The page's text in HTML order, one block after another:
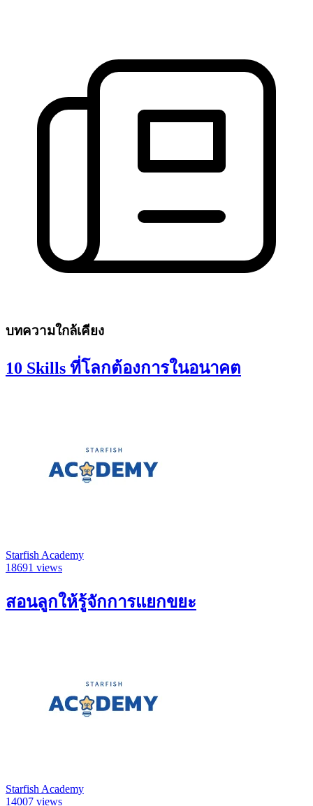
บทความใกล้เคียง
10 Skills ที่โลกต้องการในอนาคต
Starfish Academy
18691 views
สอนลูกให้รู้จักการแยกขยะ
Starfish Academy
14007 views